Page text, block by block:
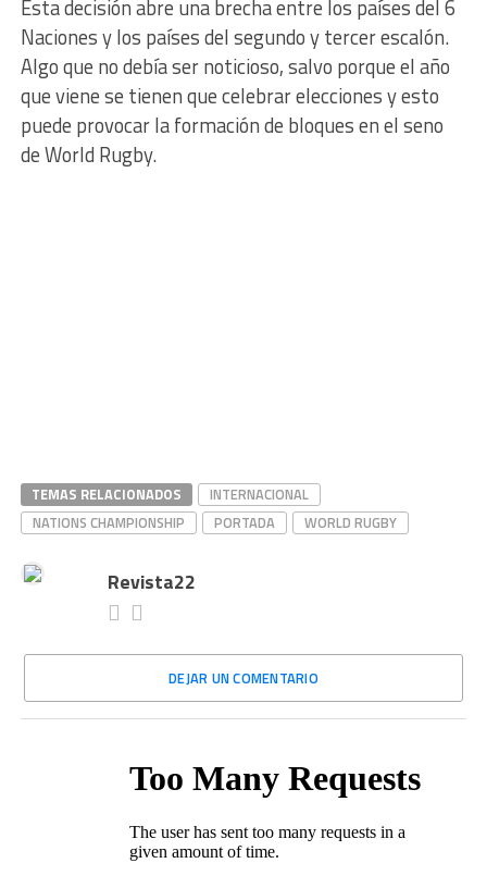
Esta decisión abre una brecha entre los países del 6
Naciones y los países del segundo y tercer escalón.
Algo que no debía ser noticioso, salvo porque el año
que viene se tienen que celebrar elecciones y esto
puede provocar la formación de bloques en el seno
de World Rugby.
TEMAS RELACIONADOS
INTERNACIONAL
NATIONS CHAMPIONSHIP
PORTADA WORLD RUGBY
Revista22
DEJAR UN COMENTARIO